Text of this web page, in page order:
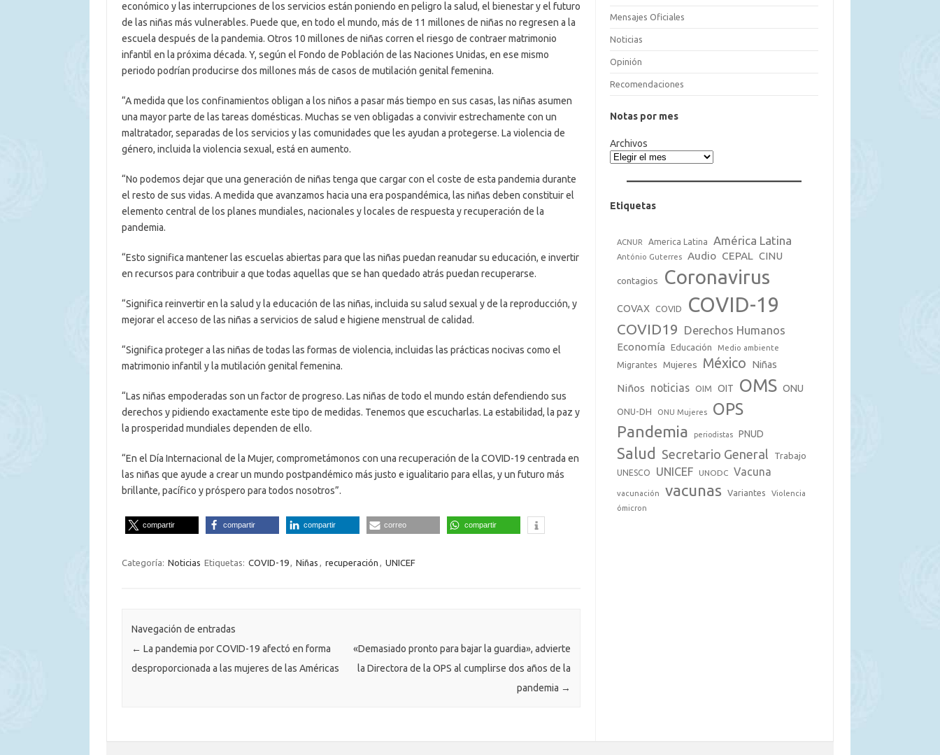
económico y las interrupciones de los servicios están poniendo en peligro la salud, el bienestar y el futuro
de las niñas más vulnerables. Puede que, en todo el mundo, más de 11 millones de niñas no regresen a la
escuela después de la pandemia. Otros 10 millones de niñas corren el riesgo de contraer matrimonio
infantil en la próxima década. Y, según el Fondo de Población de las Naciones Unidas, en ese mismo
periodo podrían producirse dos millones más de casos de mutilación genital femenina.
“A medida que los confinamientos obligan a los niños a pasar más tiempo en sus casas, las niñas asumen
una mayor parte de las tareas domésticas. Muchas se ven obligadas a convivir estrechamente con un
maltratador, separadas de los servicios y las comunidades que les ayudan a protegerse. La violencia de
género, incluida la violencia sexual, está en aumento.
“No podemos dejar que una generación de niñas tenga que cargar con el coste de esta pandemia durante
el resto de sus vidas. A medida que avanzamos hacia una era pospandémica, las niñas deben constituir el
elemento central de los planes mundiales, nacionales y locales de respuesta y recuperación de la
pandemia.
“Esto significa mantener las escuelas abiertas para que las niñas puedan reanudar su educación, e invertir
en recursos para contribuir a que todas aquellas que se han quedado atrás puedan recuperarse.
“Significa reinvertir en la salud y la educación de las niñas, incluida su salud sexual y de la reproducción, y
mejorar el acceso de las niñas a servicios de salud e higiene menstrual de calidad.
“Significa proteger a las niñas de todas las formas de violencia, incluidas las prácticas nocivas como el
matrimonio infantil y la mutilación genital femenina.
“Las niñas empoderadas son un factor de progreso. Las niñas de todo el mundo están defendiendo sus
derechos y pidiendo exactamente este tipo de medidas. Tenemos que escucharlas. La estabilidad, la paz y
la prosperidad mundiales dependen de ello.
“En el Día Internacional de la Mujer, comprometámonos con una recuperación de la COVID-19 centrada en
las niñas que ayude a crear un mundo postpandémico más justo e igualitario para ellas, y un futuro más
brillante, pacífico y próspero para todos nosotros”.
compartir compartir compartir correo compartir
Categoría: Noticias Etiquetas: COVID-19, Niñas , recuperación , UNICEF
Navegación de entradas
← La pandemia por COVID-19 afectó en forma
desproporcionada a las mujeres de las Américas
«Demasiado pronto para bajar la guardia», advierte
la Directora de la OPS al cumplirse dos años de la
pandemia →
Mensajes Oficiales
Noticias
Opinión
Recomendaciones
Notas por mes
Archivos
Etiquetas
ACNUR America Latina América Latina
António Guterres Audio CEPAL CINU
contagios Coronavirus
COVAX COVID COVID-19
COVID19 Derechos Humanos
Economía Educación Medio ambiente
Migrantes Mujeres México Niñas
Niños noticias OIM OIT OMS ONU
ONU-DH ONU Mujeres OPS
Pandemia periodistas PNUD
Salud Secretario General Trabajo
UNESCO UNICEF UNODC Vacuna
vacunación vacunas Variantes
Violencia
ómicron